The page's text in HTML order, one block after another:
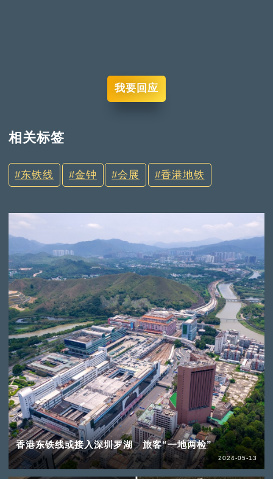
我要回应
相关标签
东铁线 金钟 会展 香港地铁
香港东铁线或接入深圳罗湖 旅客“一地两检”
2024-05-13